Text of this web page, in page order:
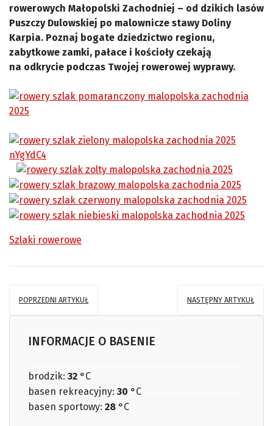
rowerowych Małopolski Zachodniej – od dzikich lasów
Puszczy Dulowskiej po malownicze stawy Doliny
Karpia. Poznaj bogate dziedzictwo regionu,
zabytkowe zamki, pałace i kościoły czekają
na odkrycie podczas Twojej rowerowej wyprawy.
Szlaki rowerowe
POPRZEDNI ARTYKUŁ NASTĘPNY ARTYKUŁ
INFORMACJE O BASENIE
brodzik: 32 °C
basen rekreacyjny: 30 °C
basen sportowy: 28 °C